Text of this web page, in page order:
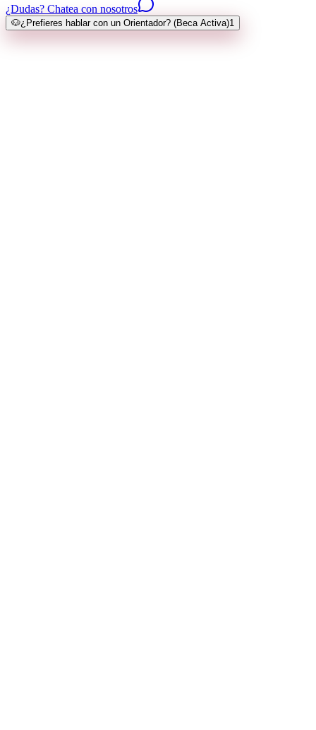
¿Dudas? Chatea con nosotros
🐶¿Prefieres hablar con un Orientador? (Beca Activa)1